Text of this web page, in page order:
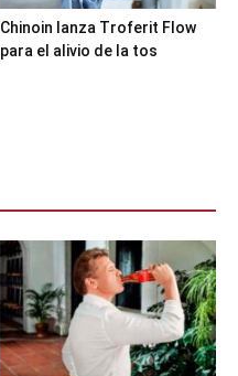
Chinoin lanza Troferit Flow
para el alivio de la tos